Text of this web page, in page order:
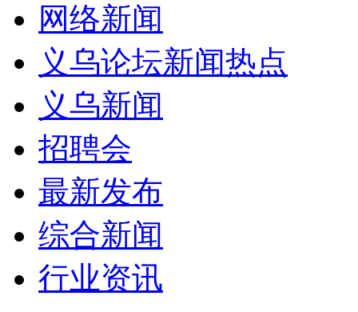
网络新闻
义乌论坛新闻热点
义乌新闻
招聘会
最新发布
综合新闻
行业资讯